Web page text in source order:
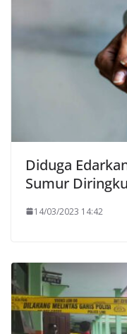
Diduga
Sumur
14/03/2023 14:42